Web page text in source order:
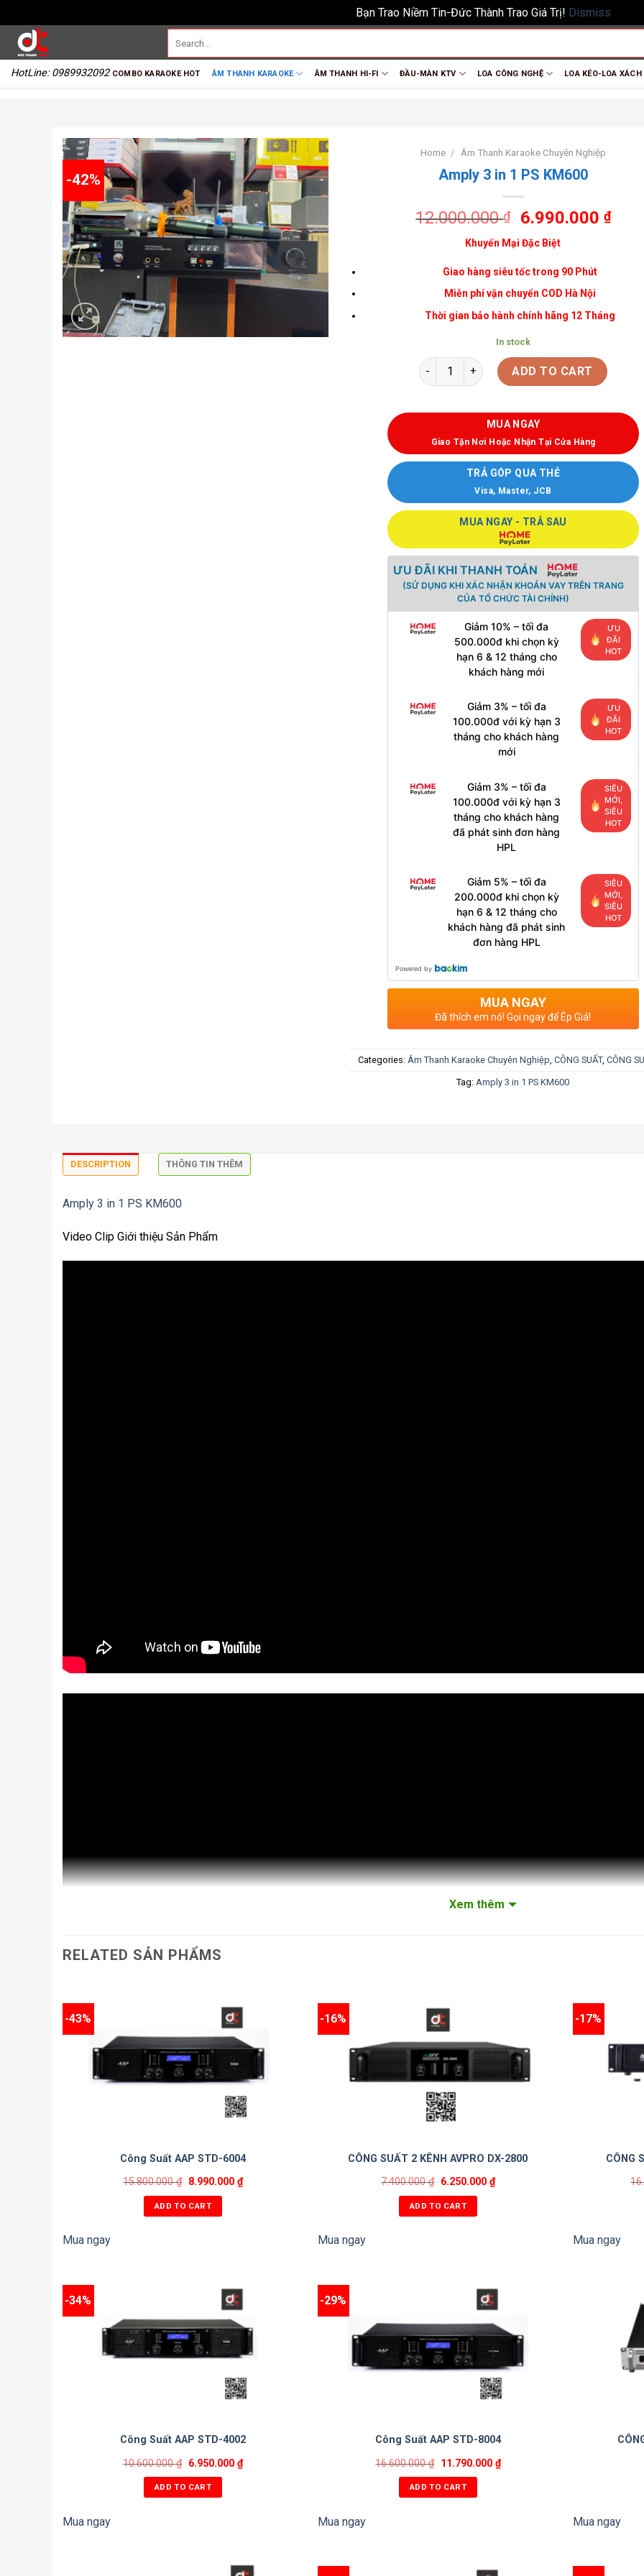
Bạn Trao Niềm Tin-Đức Thành Trao Giá Trị! Dismiss
HotLine: 0989932092 COMBO KARAOKE HOT ÂM THANH KARAOKE ÂM THANH HI-FI ĐẦU-MÀN KTV LOA CÔNG NGHỆ LOA KÉO-LOA XÁCH
-42%
Home / Âm Thanh Karaoke Chuyên Nghiệp
Amply 3 in 1 PS KM600
12.000.000₫ 6.990.000 ₫
Khuyến Mại Đặc Biệt
Giao hàng siêu tốc trong 90 Phút
Miễn phí vận chuyển COD Hà Nội
Thời gian bảo hành chính hãng 12 Tháng
In stock
ADD TO CART
MUA NGAY
Giao Tận Nơi Hoặc Nhận Tại Cửa Hàng
TRẢ GÓP QUA THẺ
Visa, Master, JCB
MUA NGAY - TRẢ SAU
ƯU ĐÃI KHI THANH TOÁN
(SỬ DỤNG KHI XÁC NHẬN KHOẢN VAY TRÊN TRANG
CỦA TỔ CHỨC TÀI CHÍNH)
Giảm 10% – tối đa
500.000đ khi chọn kỳ
hạn 6 & 12 tháng cho
khách hàng mới
ƯU
ĐÃI
HOT
Giảm 3% – tối đa
100.000đ với kỳ hạn 3
tháng cho khách hàng
mới
ƯU
ĐÃI
HOT
Giảm 3% – tối đa
100.000đ với kỳ hạn 3
tháng cho khách hàng
đã phát sinh đơn hàng
HPL
SIÊU
MỚI,
SIÊU
HOT
Giảm 5% – tối đa
200.000đ khi chọn kỳ
hạn 6 & 12 tháng cho
khách hàng đã phát sinh
đơn hàng HPL
SIÊU
MỚI,
SIÊU
HOT
Powered by
MUA NGAY
Đã thích em nó! Gọi ngay để Ép Giá!
Categories:Âm Thanh Karaoke Chuyên Nghiệp,CÔNG SUẤT,CÔNG
Tag:Amply 3 in 1 PS KM600
DESCRIPTION THÔNG TIN THÊM
Amply 3 in 1 PS KM600
Video Clip Giới thiệu Sản Phẩm
Xem thêm
RELATED SẢN PHẨMS
-43%
Công Suất AAP STD-6004
15.800.000₫ 8.990.000 ₫
ADD TO CART
Mua ngay
-16%
CÔNG SUẤT 2 KÊNH AVPRO DX-2800
7.400.000₫ 6.250.000 ₫
ADD TO CART
Mua ngay
-17%
CÔNG
Mua ngay
-34%
Công Suất AAP STD-4002
10.600.000₫ 6.950.000 ₫
ADD TO CART
Mua ngay
-29%
Công Suất AAP STD-8004
16.600.000₫ 11.790.000 ₫
ADD TO CART
Mua ngay Mua ngay